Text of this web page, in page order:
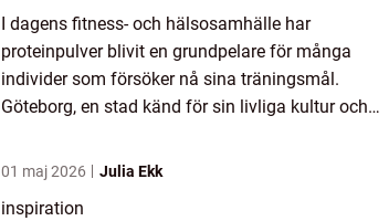
I dagens fitness- och hälsosamhälle har
proteinpulver blivit en grundpelare för många
individer som försöker nå sina träningsmål.
Göteborg, en stad känd för sin livliga kultur och
01 maj 2026 Julia Ekk
inspiration